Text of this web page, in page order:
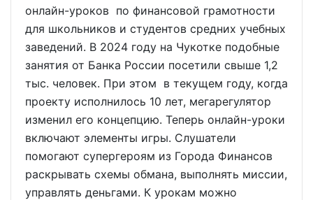
онлайн-уроков по финансовой грамотности
для школьников и студентов средних учебных
заведений. В 2024 году на Чукотке подобные
занятия от Банка России посетили свыше 1,2
тыс. человек. При этом в текущем году, когда
проекту исполнилось 10 лет, мегарегулятор
изменил его концепцию. Теперь онлайн-уроки
включают элементы игры. Слушатели
помогают супергероям из Города Финансов
раскрывать схемы обмана, выполнять миссии,
управлять деньгами. К урокам можно